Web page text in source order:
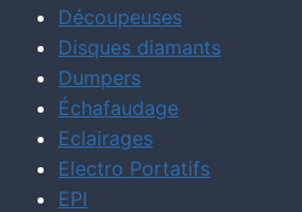
Découpeuses
Disques diamants
Dumpers
Échafaudage
Eclairages
Electro Portatifs
EPI